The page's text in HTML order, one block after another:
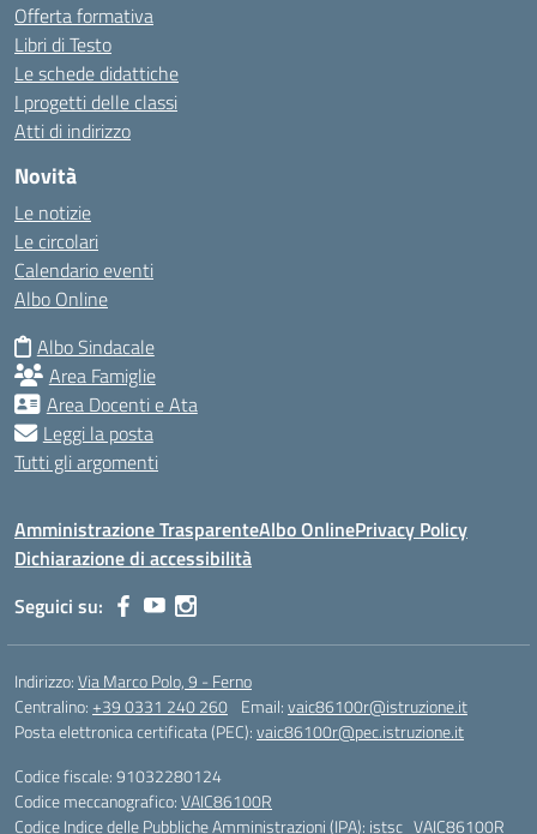
Offerta formativa
Libri di Testo
Le schede didattiche
I progetti delle classi
Atti di indirizzo
Novità
Le notizie
Le circolari
Calendario eventi
Albo Online
Albo Sindacale
Area Famiglie
Area Docenti e Ata
Leggi la posta
Tutti gli argomenti
Amministrazione TrasparenteAlbo OnlinePrivacy Policy
Dichiarazione di accessibilità
Seguici su:
Indirizzo:Via Marco Polo, 9 - Ferno
Centralino:+39 0331 240 260 Email:vaic86100r@istruzione.it
Posta elettronica certificata (PEC):vaic86100r@pec.istruzione.it
Codice fiscale: 91032280124
Codice meccanografico:VAIC86100R
Codice Indice delle Pubbliche Amministrazioni (IPA): istsc_VAIC86100R